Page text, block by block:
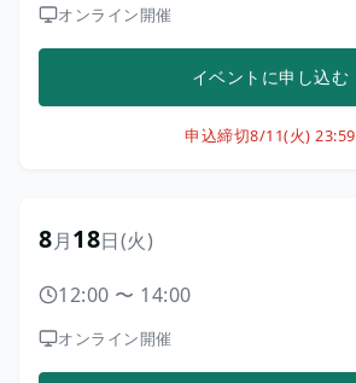
オンライン開催
イベントに申し込む
申込締切8/11(火) 23:59
8月18日(火)
12:00 〜 14:00
オンライン開催